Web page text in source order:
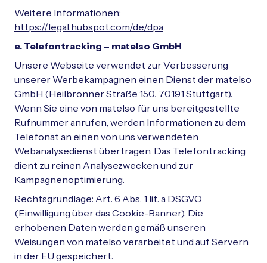
Weitere Informationen:
https://legal.hubspot.com/de/dpa
e. Telefontracking – matelso GmbH
Unsere Webseite verwendet zur Verbesserung
unserer Werbekampagnen einen Dienst der matelso
GmbH (Heilbronner Straße 150, 70191 Stuttgart).
Wenn Sie eine von matelso für uns bereitgestellte
Rufnummer anrufen, werden Informationen zu dem
Telefonat an einen von uns verwendeten
Webanalysedienst übertragen. Das Telefontracking
dient zu reinen Analysezwecken und zur
Kampagnenoptimierung.
Rechtsgrundlage: Art. 6 Abs. 1 lit. a DSGVO
(Einwilligung über das Cookie-Banner). Die
erhobenen Daten werden gemäß unseren
Weisungen von matelso verarbeitet und auf Servern
in der EU gespeichert.